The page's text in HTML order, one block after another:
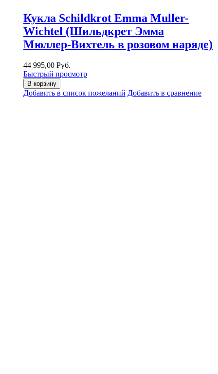
Кукла Schildkrot Emma Muller-
Wichtel (Шильдкрет Эмма
Мюллер-Вихтель в розовом наряде)
44 995,00 Руб.
Быстрый просмотр
В корзину
Добавить в список пожеланий Добавить в сравнение